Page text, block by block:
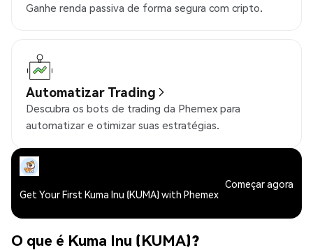
Ganhe renda passiva de forma segura com cripto.
Automatizar Trading
Descubra os bots de trading da Phemex para
automatizar e otimizar suas estratégias.
Get Your First Kuma Inu (KUMA) with Phemex
Começar agora
O que é Kuma Inu (KUMA)?